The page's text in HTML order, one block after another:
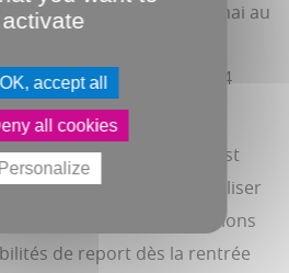
prévue du 31 mars au 17 mai au
mardi 21 au vendredi 24
de la saison 2020-21 est
ne souhaitons pas pénaliser
et techniques et étudions
de report dès la rentrée
activate
OK, accept all
all cookies
Personalize